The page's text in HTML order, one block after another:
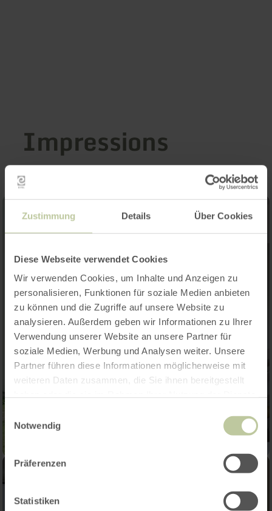
Zustimmung Details Über Cookies
Diese Webseite verwendet Cookies
Wir verwenden Cookies, um Inhalte und Anzeigen zu
personalisieren, Funktionen für soziale Medien anbieten
zu können und die Zugriffe auf unsere Website zu
analysieren. Außerdem geben wir Informationen zu Ihrer
Verwendung unserer Website an unsere Partner für
soziale Medien, Werbung und Analysen weiter. Unsere
Partner führen diese Informationen möglicherweise mit
weiteren Daten zusammen, die Sie ihnen bereitgestellt
Notwendig
Präferenzen
Statistiken
Impressions